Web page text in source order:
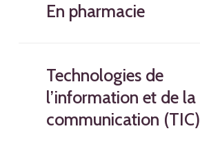
En pharmacie
Technologies de
l’information et de la
communication (TIC)